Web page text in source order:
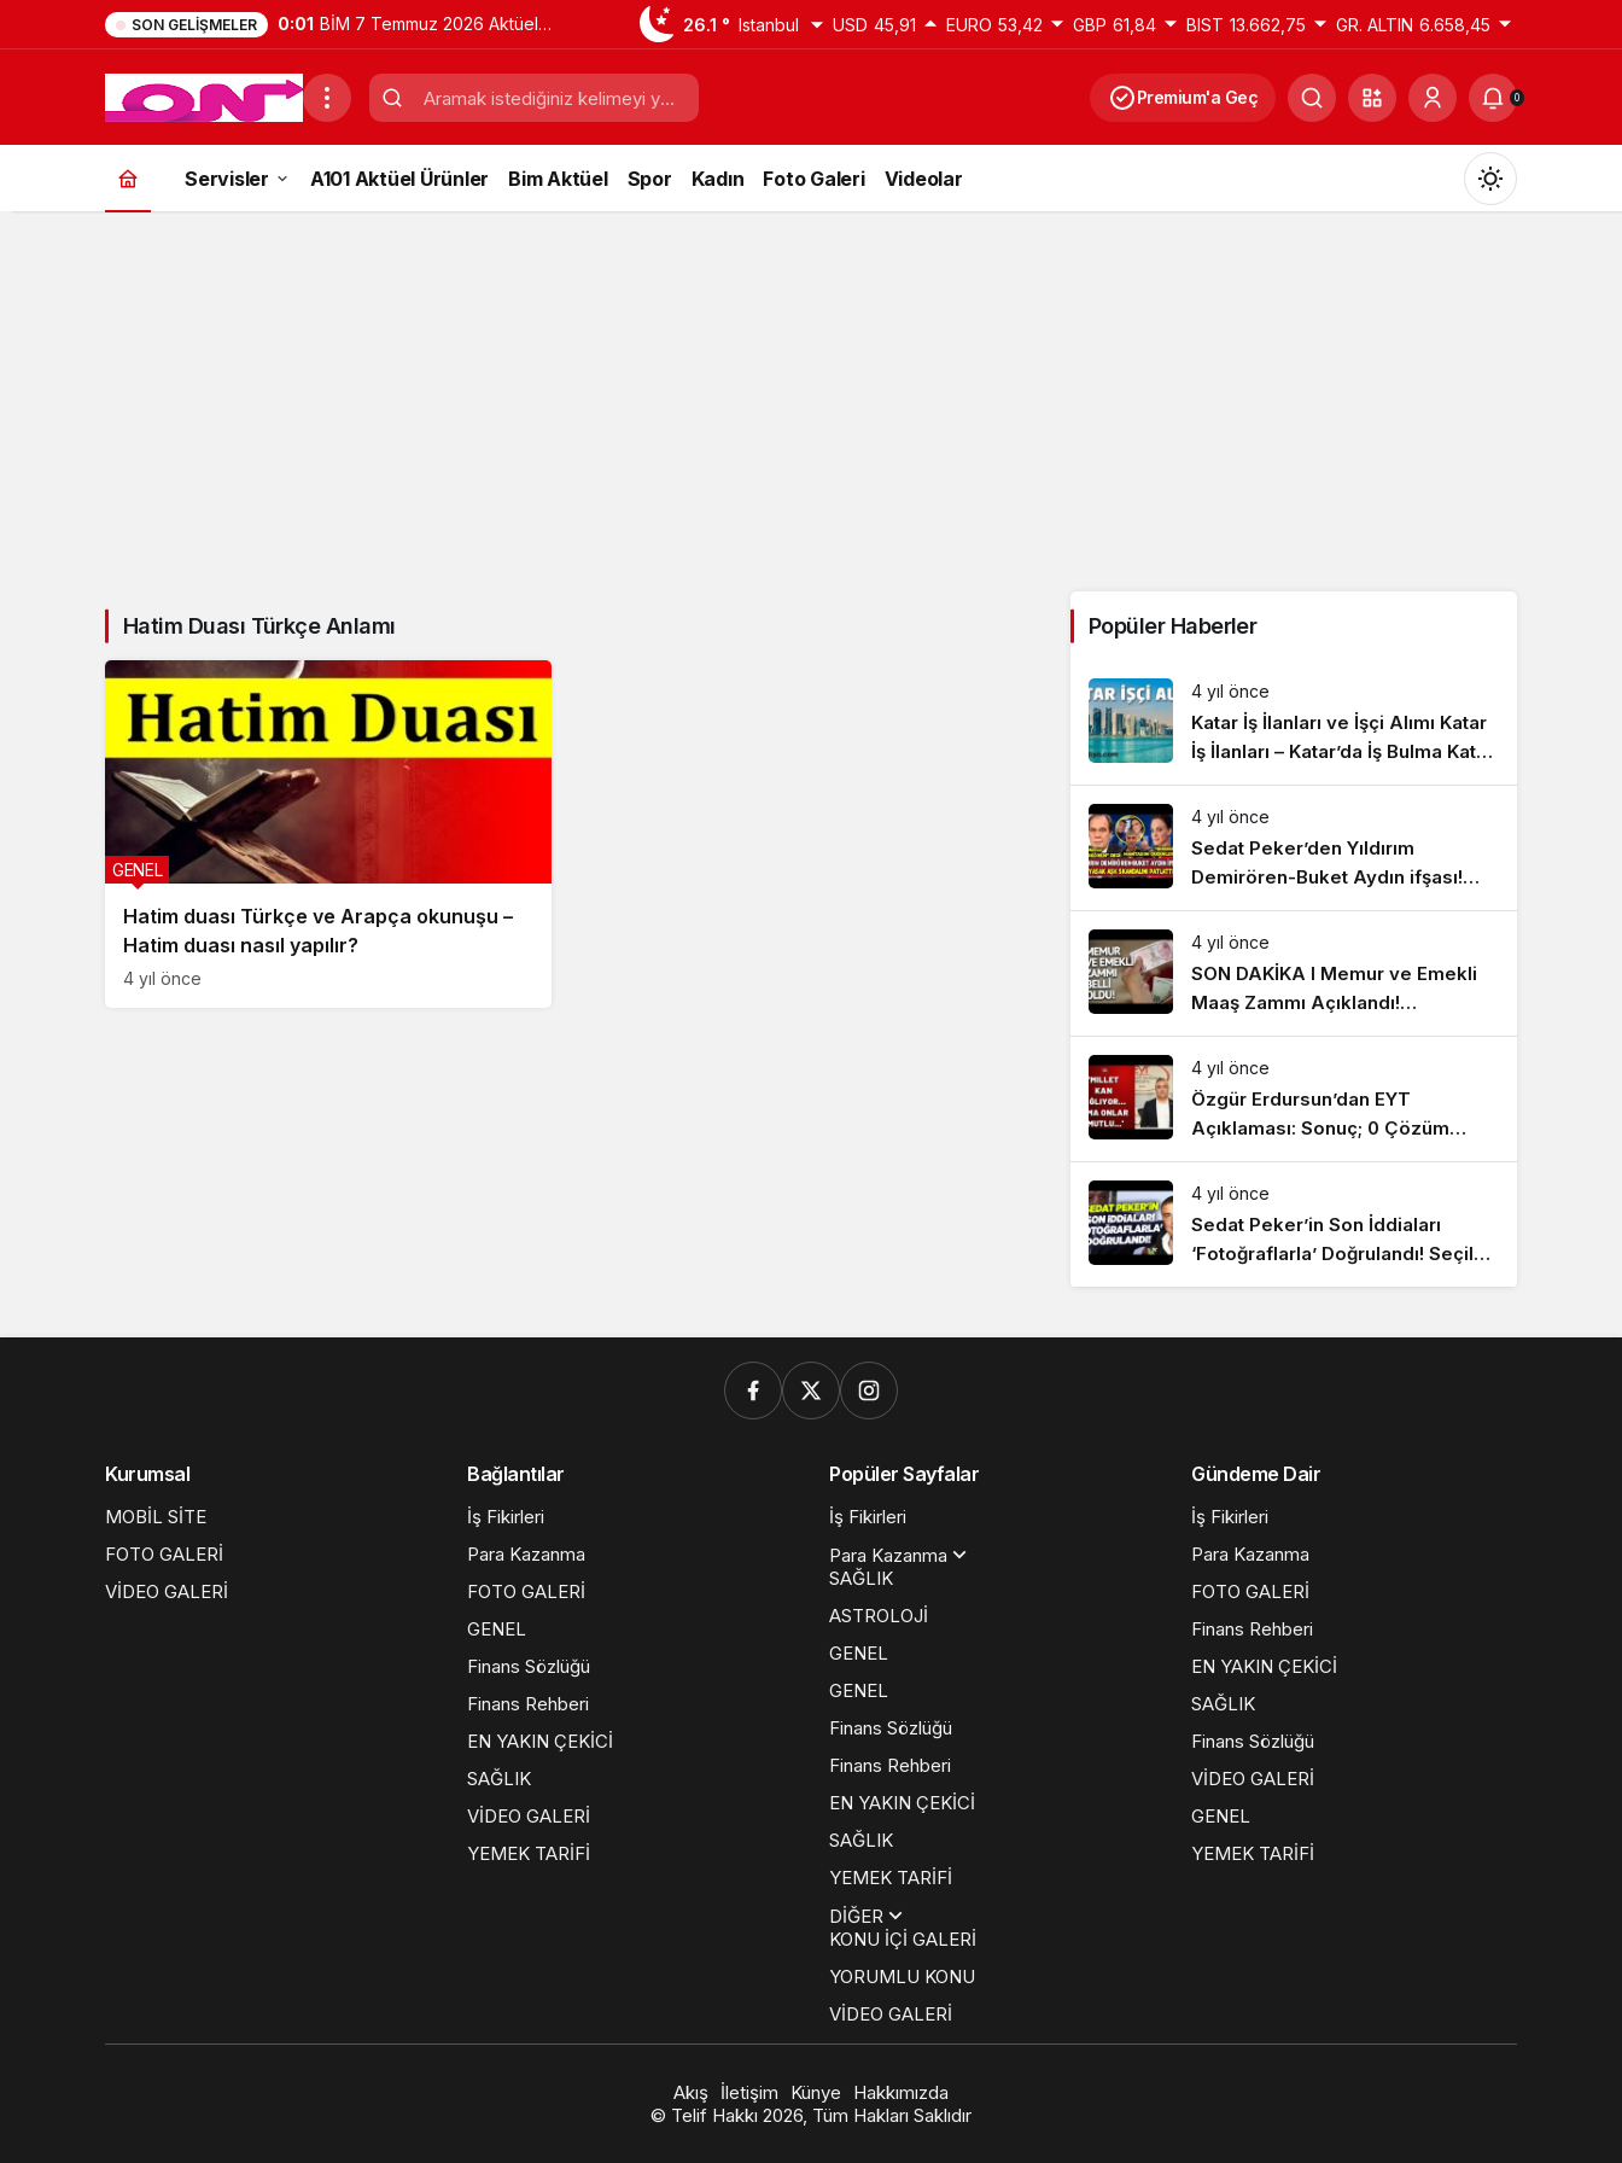
SON GELIŞMELER 0:01 BİM 7 Temmuz 2026 Aktüel
Ürünler Kataloğu | Bu Hafta
İndirimde Olan Ürünler
26.1 ° Istanbul USD 45,91 EURO 53,42 GBP 61,84 BIST 13.662,75 GR. ALTIN 6.658,45
Premium'a Geç 0
Servisler A101 Aktüel Ürünler Bim Aktüel Spor Kadın Foto Galeri Videolar
Hatim Duası Türkçe Anlamı
Hatim duası Türkçe ve Arapça okunuşu –
Hatim duası nasıl yapılır?
GENEL
4 yıl önce
Popüler Haberler
4 yıl önce
Katar İş İlanları ve İşçi Alımı Katar
İş İlanları – Katar’da İş Bulma Katar
İşçi Alımı ve İşçi Götüren Firmalar
– Yurtdışı İş İlanları
4 yıl önce
Sedat Peker’den Yıldırım
Demirören-Buket Aydın ifşası!
Yasak aşk skandalını patlattı
#SonDakikaHaberler
4 yıl önce
SON DAKİKA I Memur ve Emekli
Maaş Zammı Açıklandı!
#SonDakikaHaberler
4 yıl önce
Özgür Erdursun’dan EYT
Açıklaması: Sonuç; 0 Çözüm
#SonDakikaHaberler
4 yıl önce
Sedat Peker’in Son İddiaları
‘Fotoğraflarla’ Doğrulandı! Seçil
Özer KRT Ana Haber
Kurumsal
MOBİL SİTE
FOTO GALERİ
VİDEO GALERİ
Bağlantılar
İş Fikirleri
Para Kazanma
FOTO GALERİ
GENEL
Finans Sözlüğü
Finans Rehberi
EN YAKIN ÇEKİCİ
SAĞLIK
VİDEO GALERİ
YEMEK TARİFİ
Popüler Sayfalar
İş Fikirleri
Para Kazanma
SAĞLIK
ASTROLOJİ
GENEL
GENEL
Finans Sözlüğü
Finans Rehberi
EN YAKIN ÇEKİCİ
SAĞLIK
YEMEK TARİFİ
DİĞER
KONU İÇİ GALERİ
YORUMLU KONU
VİDEO GALERİ
Gündeme Dair
İş Fikirleri
Para Kazanma
FOTO GALERİ
Finans Rehberi
EN YAKIN ÇEKİCİ
SAĞLIK
Finans Sözlüğü
VİDEO GALERİ
GENEL
YEMEK TARİFİ
Akış İletişim Künye
Hakkımızda
© Telif Hakkı 2026, Tüm Hakları Saklıdır